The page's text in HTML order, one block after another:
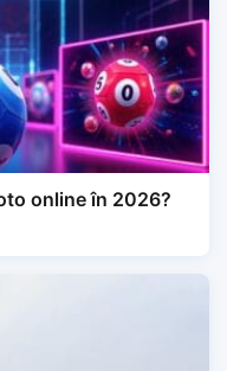
online în 2026?